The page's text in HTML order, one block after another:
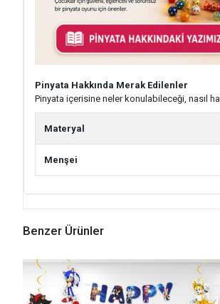
Pinyata Hakkında Merak Edilenler
Pinyata içerisine neler konulabileceği, nasıl
Materyal
Menşei
Benzer Ürünler